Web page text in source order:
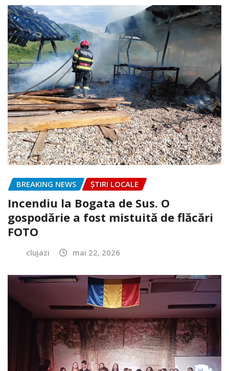
BREAKING NEWS ȘTIRI LOCALE
Incendiu la Bogata de Sus. O
gospodărie a fost mistuită de flăcări
FOTO
clujazi mai 22, 2026